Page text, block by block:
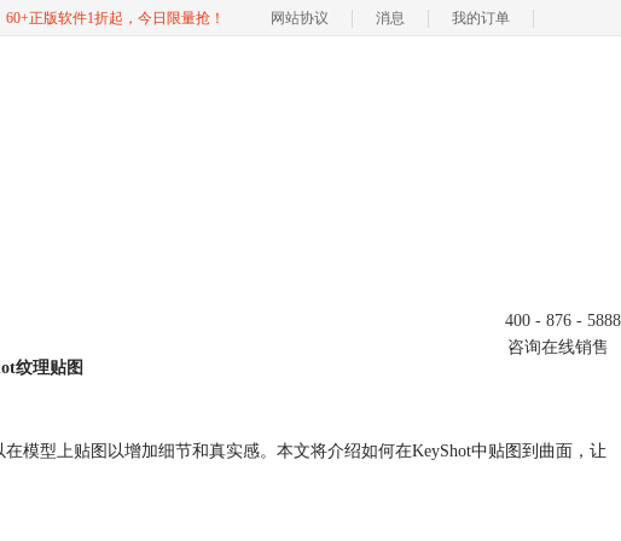
60+正版软件1折起，今日限量抢！ 网站协议 消息 我的订单
400 - 876 - 5888
咨询在线销售
纹理贴图
模型上贴图以增加细节和真实感。本文将介绍如何在KeyShot中贴图到曲面，让